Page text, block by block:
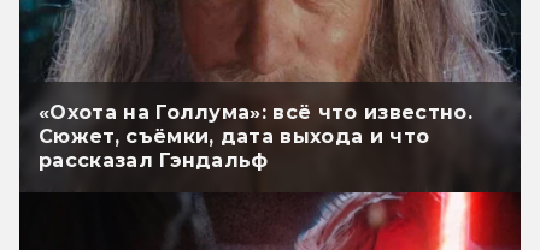
«Охота на Голлума»: всё что известно.
Сюжет, съёмки, дата выхода и что
рассказал Гэндальф